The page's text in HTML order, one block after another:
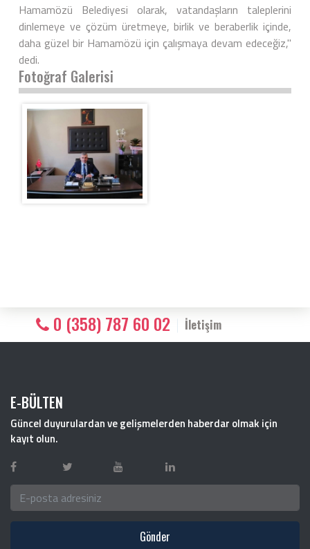
Hamamözü Belediyesi olarak, vatandaşların taleplerini
dinlemeye ve çözüm üretmeye, birlik ve beraberlik içinde,
daha güzel bir Hamamözü için çalışmaya devam edeceğiz,"
dedi.
Fotoğraf Galerisi
0 (358) 787 60 02 İletişim
E-BÜLTEN
Güncel duyurulardan ve gelişmelerden haberdar olmak için
kayıt olun.
Gönder